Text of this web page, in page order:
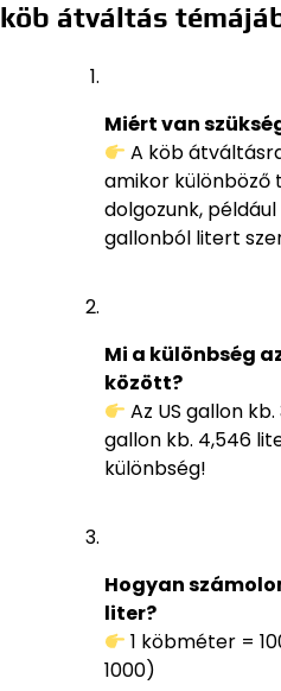
köb átváltás
Miért van
A köb
amikor
dolgozunk,
gallonból litert
Mi a különbség
között?
Az US gallon
gallon kb. 4,546
különbség!
Hogyan
liter?
1 köbméter =
1000)